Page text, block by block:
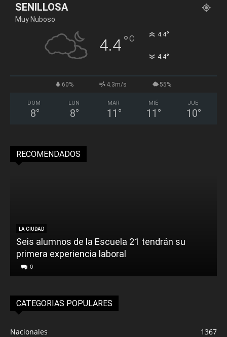
SENILLOSA
Muy Nuboso
4.4°C 4.4°
4.4°
60% 4.3m/s 55%
DOM
8°
LUN
8°
MAR
11 °
MIÉ
11 °
JUE
10°
RECOMENDADOS
LA CIUDAD
Seis alumnos de la Escuela 21 tendrán su
primera experiencia laboral
0
CATEGORIAS POPULARES
Nacionales
1367